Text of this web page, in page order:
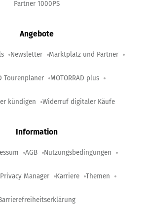
Partner 1000PS
Angebote
Newsletter Marktplatz und Partner
Tourenplaner MOTORRAD plus
kündigen Widerruf digitaler Käufe
Information
AGB Nutzungsbedingungen
Privacy Manager Karriere Themen